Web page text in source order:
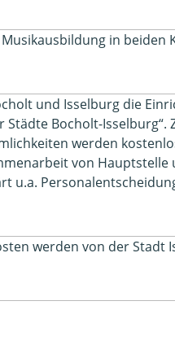
in beiden
und Isselburg die
Bocholt-
werden
von
u.a.
werden von der Stadt